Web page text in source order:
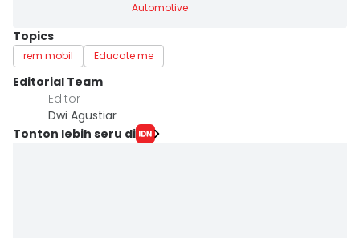
Automotive
Topics
rem mobil Educate me
Editorial Team
Editor
Dwi Agustiar
Tonton lebih seru di